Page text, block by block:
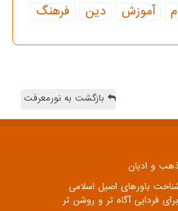
آموزش دین
فرهنگ
بازگشت به نورمعرفت
و ادیان
باورهای اصیل اسلامی
فردایی آگاه تر و روشن تر